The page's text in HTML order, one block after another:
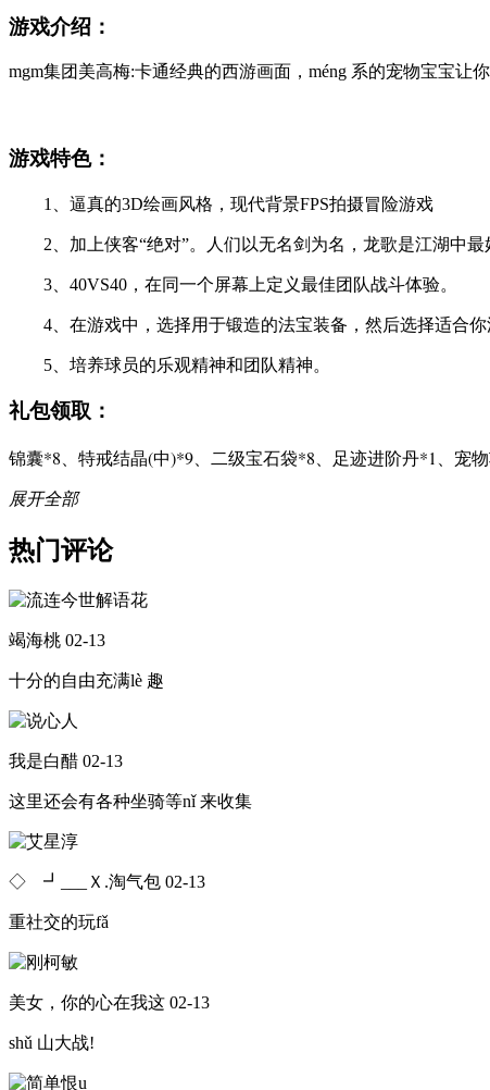
游戏介绍：
mgm集团美高梅:卡通经典的西游画面，méng 系的宠物宝宝让
游戏特色：
1、逼真的3D绘画风格，现代背景FPS拍摄冒险游戏
2、加上侠客“绝对”。人们以无名剑为名，龙歌是江湖中最
3、40VS40，在同一个屏幕上定义最佳团队战斗体验。
4、在游戏中，选择用于锻造的法宝装备，然后选择适合你
5、培养球员的乐观精神和团队精神。
礼包领取：
锦囊*8、特戒结晶(中)*9、二级宝石袋*8、足迹进阶丹*1、宠
展开全部
热门评论
竭海桃 02-13
十分的自由充满lè 趣
我是白醋 02-13
这里还会有各种坐骑等nǐ 来收集
◇ゞ┛___Ｘ.淘气包 02-13
重社交的玩fǎ
美女，你的心在我这 02-13
shǔ 山大战!